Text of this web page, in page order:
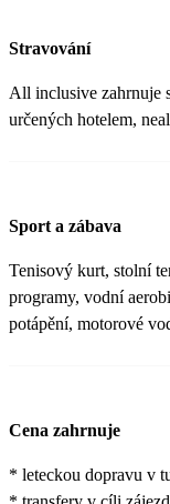
Stravování
All inclusive zahrnuje
určených hotelem,
Sport a zábava
Tenisový kurt, stolní
programy, vodní
potápění, motorové
Cena zahrnuje
* leteckou dopravu v